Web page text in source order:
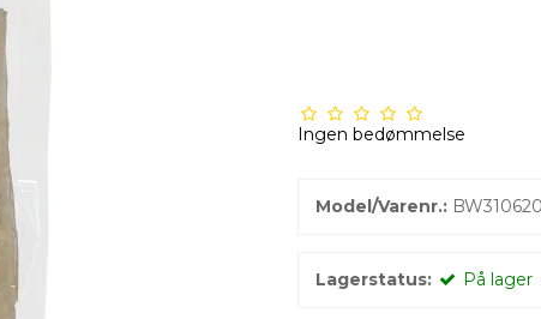
Ingen bedømmelse
Model/Varenr.:
Lagerstatus: På lager